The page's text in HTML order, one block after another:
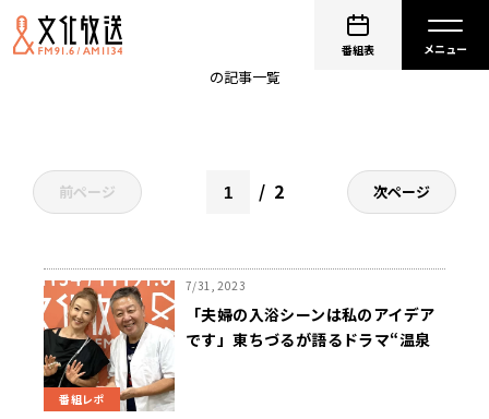
番組表
の記事一覧
前ページ 2 次ページ
番組レポ
7/31, 2023
「夫婦の入浴シーンは私のアイデア
です」東ちづるが語るドラマ“温泉